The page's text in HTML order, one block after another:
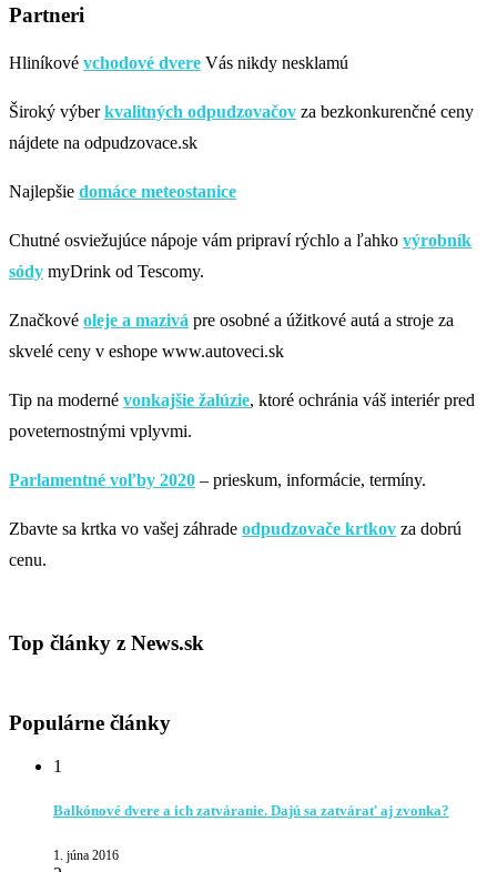
Partneri
Hliníkové vchodové dvere Vás nikdy nesklamú
Široký výberkvalitných odpudzovačov za bezkonkurenčné ceny
nájdete na odpudzovace.sk
Najlepšie domáce meteostanice
Chutné osviežujúce nápoje vám pripraví rýchlo a ľahko výrobník
sódy myDrink od Tescomy.
Značkové oleje a mazivá pre osobné a úžitkové autá a stroje za
skvelé ceny v eshope www.autoveci.sk
Tip na moderné vonkajšie žalúzie, ktoré ochránia váš interiér pred
poveternostnými vplyvmi.
Parlamentné voľby 2020 – prieskum, informácie, termíny.
Zbavte sa krtka vo vašej záhrade odpudzovače krtkov za dobrú
cenu.
Top články z News.sk
Populárne články
1
Balkónové dvere a ich zatváranie. Dajú sa zatvárať aj zvonka?
1. júna 2016